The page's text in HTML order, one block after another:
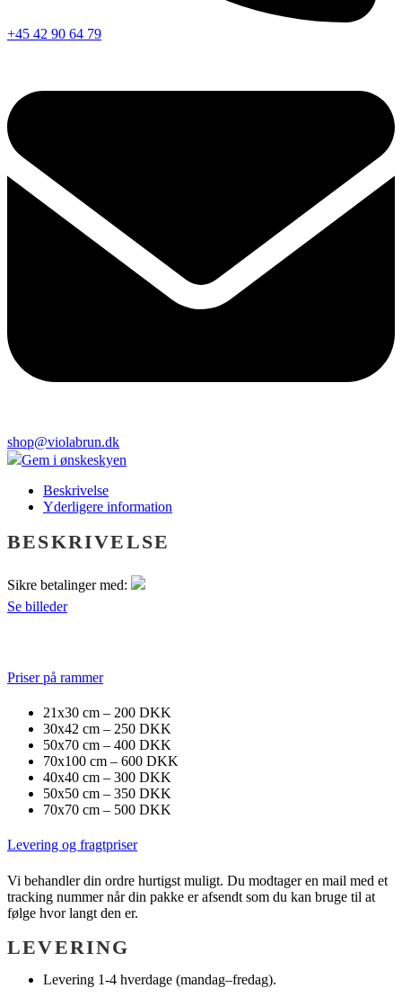
+45 42 90 64 79
shop@violabrun.dk
Gem i ønskeskyen
Beskrivelse
Yderligere information
BESKRIVELSE
Sikre betalinger med:
Se billeder
Priser på rammer
21x30 cm – 200 DKK
30x42 cm – 250 DKK
50x70 cm – 400 DKK
70x100 cm – 600 DKK
40x40 cm – 300 DKK
50x50 cm – 350 DKK
70x70 cm – 500 DKK
Levering og fragtpriser
Vi behandler din ordre hurtigst muligt. Du modtager en mail med et
tracking nummer når din pakke er afsendt som du kan bruge til at
følge hvor langt den er.
LEVERING
Levering 1-4 hverdage (mandag–fredag).